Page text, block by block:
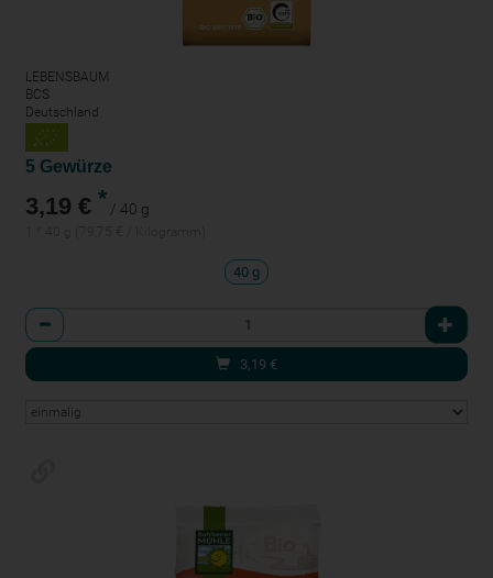
LEBENSBAUM
BCS
Deutschland
5 Gewürze
3,19 € * / 40 g
40 g
Anzahl
3,19 €